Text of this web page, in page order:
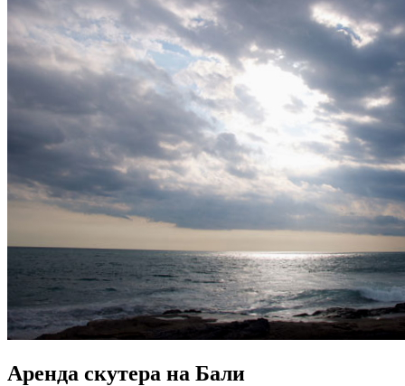
Аренда скутера на Бали